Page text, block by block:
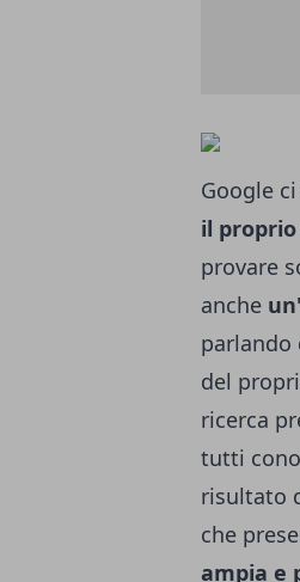
Google
il
provare
anche
parlando
del
ricerca
tutti
risultato
che
ampia e